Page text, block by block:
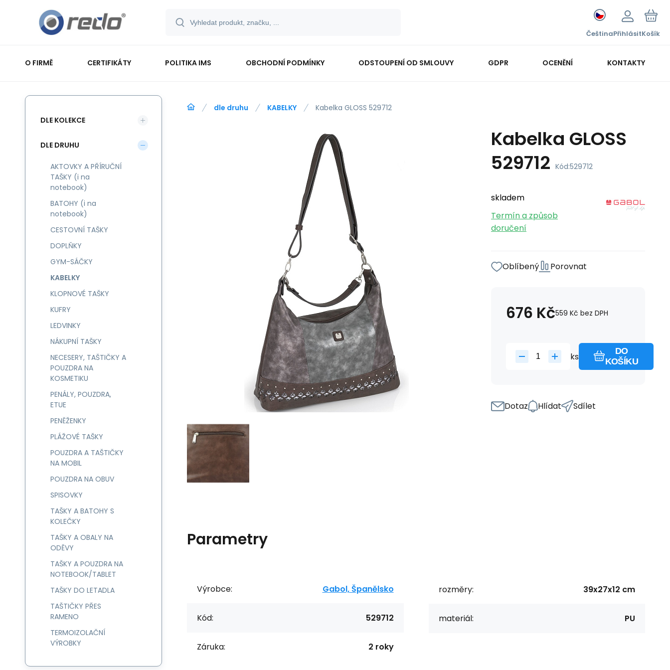
ČeštinaPřihlásitKošík
O FIRMĚ CERTIFIKÁTY POLITIKA IMS OBCHODNÍ PODMÍNKY ODSTOUPENÍ OD SMLOUVY GDPR OCENĚNÍ KONTAKTY
dle druhu KABELKY Kabelka GLOSS 529712
Kabelka GLOSS
529712 Kód:529712
skladem
Termín a způsob
doručení
Oblíbený Porovnat
676 Kč559 Kč bez DPH
ks
DO
KOŠÍKU
Dotaz Hlídat Sdílet
Parametry
Výrobce: Gabol, Španělsko
Kód: 529712
Záruka: 2 roky
rozměry: 39x27x12 cm
materiál: PU
DLE KOLEKCE
DLE DRUHU
AKTOVKY A PŘÍRUČNÍ
TAŠKY (i na
notebook)
BATOHY (i na
notebook)
CESTOVNÍ TAŠKY
DOPLŇKY
GYM-SÁČKY
KABELKY
KLOPNOVÉ TAŠKY
KUFRY
LEDVINKY
NÁKUPNÍ TAŠKY
NECESERY, TAŠTIČKY A
POUZDRA NA
KOSMETIKU
PENÁLY, POUZDRA,
ETUE
PENĚŽENKY
PLÁŽOVÉ TAŠKY
POUZDRA A TAŠTIČKY
NA MOBIL
POUZDRA NA OBUV
SPISOVKY
TAŠKY A BATOHY S
KOLEČKY
TAŠKY A OBALY NA
ODĚVY
TAŠKY A POUZDRA NA
NOTEBOOK/TABLET
TAŠKY DO LETADLA
TAŠTIČKY PŘES
RAMENO
TERMOIZOLAČNÍ
VÝROBKY